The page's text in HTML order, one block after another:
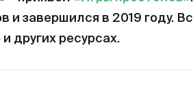
и завершился в 2019 году.
других ресурсах.